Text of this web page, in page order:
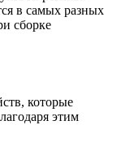
в самых разных
сборке
которые
этим